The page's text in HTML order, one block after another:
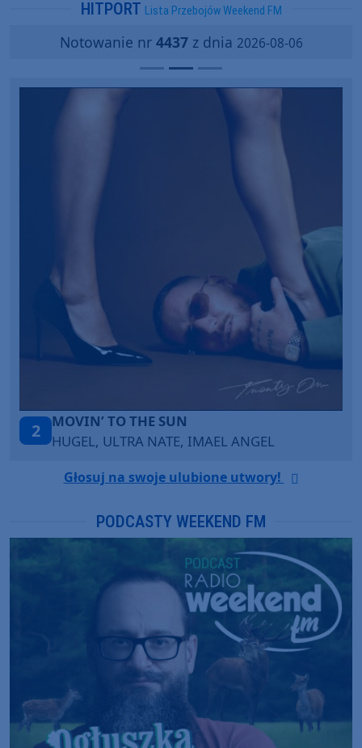
HITPORT Lista Przebojów Weekend FM
Notowanie nr 4437z dnia 2026-08-06
3
ITEPE ITEDE
SANAH
Głosuj na swoje ulubione utwory!
PODCASTY WEEKEND FM